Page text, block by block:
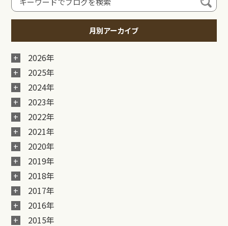
月別アーカイブ
2026年
2025年
2024年
2023年
2022年
2021年
2020年
2019年
2018年
2017年
2016年
2015年